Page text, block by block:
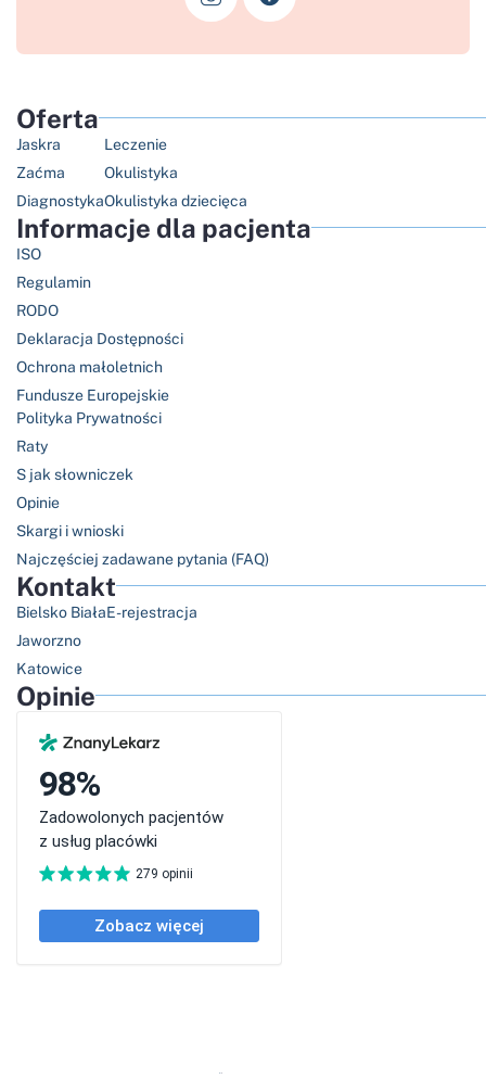
Oferta
Jaskra
Zaćma
Diagnostyka
Leczenie
Okulistyka
Okulistyka dziecięca
Informacje dla pacjenta
ISO
Regulamin
RODO
Deklaracja Dostępności
Ochrona małoletnich
Fundusze Europejskie
Polityka Prywatności
Raty
S jak słowniczek
Opinie
Skargi i wnioski
Najczęściej zadawane pytania (FAQ)
Kontakt
Bielsko Biała
Jaworzno
Katowice
E-rejestracja
Opinie